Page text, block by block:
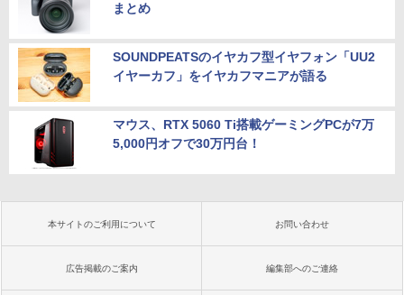
まとめ
SOUNDPEATSのイヤカフ型イヤフォン「UU2
イヤーカフ」をイヤカフマニアが語る
マウス、RTX 5060 Ti搭載ゲーミングPCが7万
5,000円オフで30万円台！
本サイトのご利用について お問い合わせ
広告掲載のご案内 編集部へのご連絡